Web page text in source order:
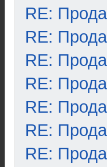
RE:
RE:
RE:
RE:
RE:
RE:
RE: